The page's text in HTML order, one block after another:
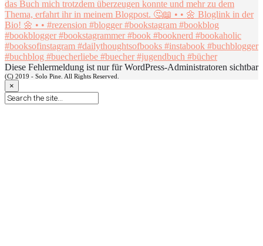
Diese Fehlermeldung ist nur für WordPress-Administratoren sichtbar
(C) 2019 - Solo Pine. All Rights Reserved.
×